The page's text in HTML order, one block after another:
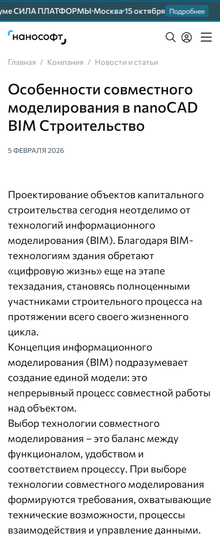
СИЛА ПЛАТФОРМЫ Москва 15 октября Подробнее
Главная / Компания / Новости и статьи
Особенности совместного
моделирования в nanoCAD
BIM Строительство
5 ФЕВРАЛЯ 2026
Проектирование объектов капитального
строительства сегодня неотделимо от
технологий информационного
моделирования (BIM). Благодаря BIM-
технологиям здания обретают
«цифровую жизнь» еще на этапе
техзадания, становясь полноценными
участниками строительного процесса на
протяжении всего своего жизненного
цикла.
Концепция информационного
моделирования (BIM) подразумевает
создание единой модели: это
непрерывный процесс совместной работы
над объектом.
Выбор технологии совместного
моделирования – это баланс между
функционалом, удобством и
соответствием процессу. При выборе
технологии совместного моделирования
формируются требования, охватывающие
технические возможности, процессы
взаимодействия и управление данными.